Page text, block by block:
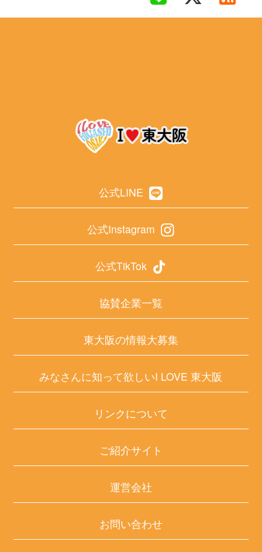
公式LINE
公式Instagram
公式TikTok
協賛企業一覧
東大阪の情報大募集
みなさんに知って欲しいI LOVE 東大阪
リンクについて
ご紹介サイト
運営会社
お問い合わせ